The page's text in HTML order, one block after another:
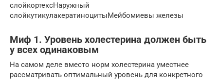
слойкортексНаружный
слойкутикулакератиноцитыМейбомиевы железы
Миф 1. Уровень холестерина должен быть
у всех одинаковым
На самом деле вместо норм холестерина уместнее
рассматривать оптимальный уровень для конкретного